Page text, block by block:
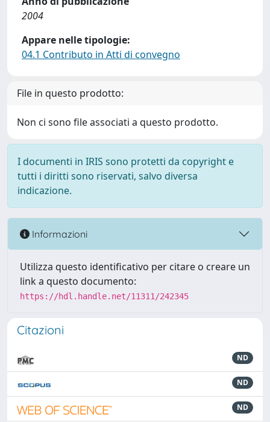
2004
Appare nelle tipologie:
04.1 Contributo in Atti di convegno
File in questo prodotto:
Non ci sono file associati a questo prodotto.
I documenti in IRIS sono protetti da copyright e
tutti i diritti sono riservati, salvo diversa
indicazione.
Informazioni
Utilizza questo identificativo per citare o creare un
link a questo documento:
https://hdl.handle.net/11311/242345
Citazioni
ND
ND
ND